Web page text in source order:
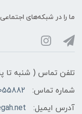
ما را در شبکه‌های
تلفن تماس ( شنبه تا پنجشنبه
شماره تماس:
آدرس ایمیل: